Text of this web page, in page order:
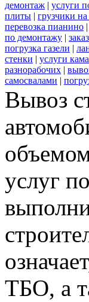
демонтаж | услуги
плиты | грузчики на
перевозка пианино |
по демонтажу |
погрузка газели |
стенки | услуги
разнорабочих |
самосвалами |
Вывоз
услуг
ТБО, а